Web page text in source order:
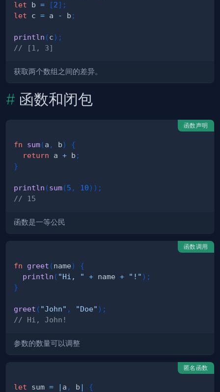
let b = [2] ;
let c = a - b ;
println (c) ;
// [1, 3]
获取两个数组之间的差异。
函数和闭包
函数声明
fn sum(a , b)
{
return a + b ;
}
println (sum(5 , 10) ) ;
// 15
函数是一等公民
函数调用
fn greet (name)
{
println ( "Hi, " + name + "!" ) ;
}
greet ( "John" , "Doe" ) ;
// Hi, John!
参数的数量可以调整
匿名函数
let sum = | a , b |
{